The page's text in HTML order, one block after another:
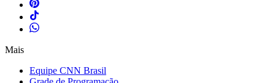
Mais
Equipe CNN Brasil